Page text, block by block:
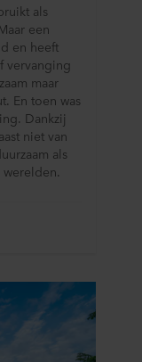
als
een
en heeft
vervanging
maar
En toen was
Dankzij
niet van
als